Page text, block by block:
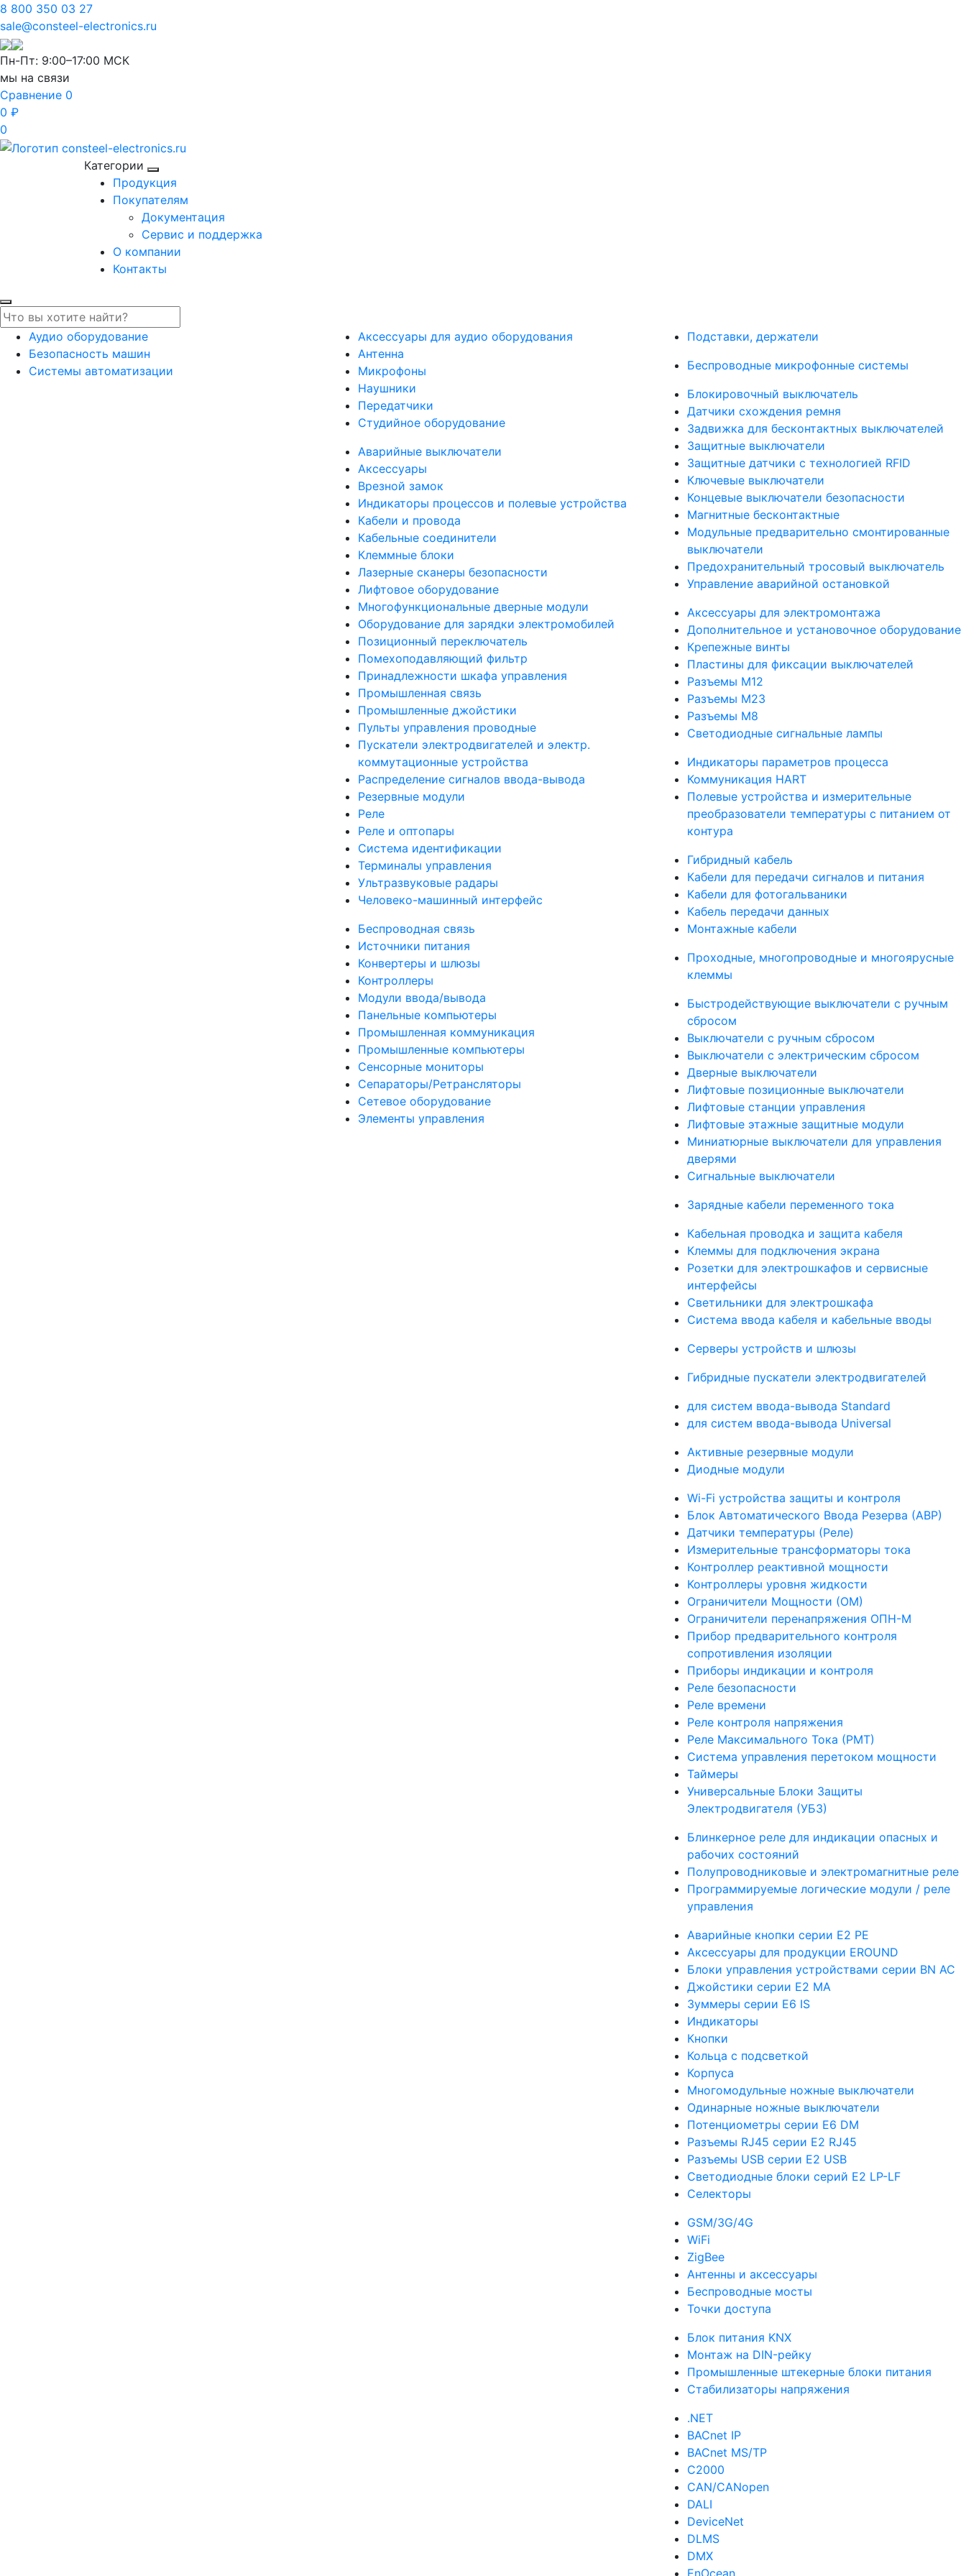
8 800 350 03 27
sale@consteel-electronics.ru
Пн-Пт: 9:00–17:00 МСК
мы на связи
Сравнение 0
0 ₽
0
Категории
Продукция
Покупателям
Документация
Сервис и поддержка
О компании
Контакты
Аудио оборудование
Безопасность машин
Системы автоматизации
Аксессуары для аудио оборудования
Антенна
Микрофоны
Наушники
Передатчики
Студийное оборудование
Аварийные выключатели
Аксессуары
Врезной замок
Индикаторы процессов и полевые устройства
Кабели и провода
Кабельные соединители
Клеммные блоки
Лазерные сканеры безопасности
Лифтовое оборудование
Многофункциональные дверные модули
Оборудование для зарядки электромобилей
Позиционный переключатель
Помехоподавляющий фильтр
Принадлежности шкафа управления
Промышленная связь
Промышленные джойстики
Пульты управления проводные
Пускатели электродвигателей и электр.
коммутационные устройства
Распределение сигналов ввода-вывода
Резервные модули
Реле
Реле и оптопары
Система идентификации
Терминалы управления
Ультразвуковые радары
Человеко-машинный интерфейс
Беспроводная связь
Источники питания
Конвертеры и шлюзы
Контроллеры
Модули ввода/вывода
Панельные компьютеры
Промышленная коммуникация
Промышленные компьютеры
Сенсорные мониторы
Сепараторы/Ретрансляторы
Сетевое оборудование
Элементы управления
Подставки, держатели
Беспроводные микрофонные системы
Блокировочный выключатель
Датчики схождения ремня
Задвижка для бесконтактных выключателей
Защитные выключатели
Защитные датчики с технологией RFID
Ключевые выключатели
Концевые выключатели безопасности
Магнитные бесконтактные
Модульные предварительно смонтированные
выключатели
Предохранительный тросовый выключатель
Управление аварийной остановкой
Аксессуары для электромонтажа
Дополнительное и установочное оборудование
Крепежные винты
Пластины для фиксации выключателей
Разъемы M12
Разъемы M23
Разъемы M8
Светодиодные сигнальные лампы
Индикаторы параметров процесса
Коммуникация HART
Полевые устройства и измерительные
преобразователи температуры с питанием от
контура
Гибридный кабель
Кабели для передачи сигналов и питания
Кабели для фотогальваники
Кабель передачи данных
Монтажные кабели
Проходные, многопроводные и многоярусные
клеммы
Быстродействующие выключатели с ручным
сбросом
Выключатели с ручным сбросом
Выключатели с электрическим сбросом
Дверные выключатели
Лифтовые позиционные выключатели
Лифтовые станции управления
Лифтовые этажные защитные модули
Миниатюрные выключатели для управления
дверями
Сигнальные выключатели
Зарядные кабели переменного тока
Кабельная проводка и защита кабеля
Клеммы для подключения экрана
Розетки для электрошкафов и сервисные
интерфейсы
Светильники для электрошкафа
Система ввода кабеля и кабельные вводы
Серверы устройств и шлюзы
Гибридные пускатели электродвигателей
для систем ввода-вывода Standard
для систем ввода-вывода Universal
Активные резервные модули
Диодные модули
Wi-Fi устройства защиты и контроля
Блок Автоматического Ввода Резерва (АВР)
Датчики температуры (Реле)
Измерительные трансформаторы тока
Контроллер реактивной мощности
Контроллеры уровня жидкости
Ограничители Мощности (ОМ)
Ограничители перенапряжения ОПН-М
Прибор предварительного контроля
сопротивления изоляции
Приборы индикации и контроля
Реле безопасности
Реле времени
Реле контроля напряжения
Реле Максимального Тока (РМТ)
Система управления перетоком мощности
Таймеры
Универсальные Блоки Защиты
Электродвигателя (УБЗ)
Блинкерное реле для индикации опасных и
рабочих состояний
Полупроводниковые и электромагнитные реле
Программируемые логические модули / реле
управления
Аварийные кнопки серии E2 PE
Аксессуары для продукции EROUND
Блоки управления устройствами серии BN AC
Джойстики серии E2 MA
Зуммеры серии E6 IS
Индикаторы
Кнопки
Кольца с подсветкой
Корпуса
Многомодульные ножные выключатели
Одинарные ножные выключатели
Потенциометры серии E6 DM
Разъемы RJ45 серии E2 RJ45
Разъемы USB серии E2 USB
Светодиодные блоки серий E2 LP-LF
Селекторы
GSM/3G/4G
WiFi
ZigBee
Антенны и аксессуары
Беспроводные мосты
Точки доступа
Блок питания KNX
Монтаж на DIN-рейку
Промышленные штекерные блоки питания
Стабилизаторы напряжения
.NET
BACnet IP
BACnet MS/TP
C2000
CAN/CANopen
DALI
DeviceNet
DLMS
DMX
EnOcean